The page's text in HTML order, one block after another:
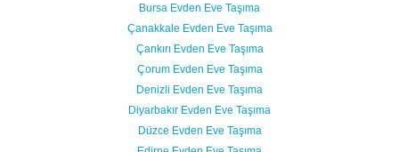
Bursa Evden Eve Taşıma
Çanakkale Evden Eve Taşıma
Çankırı Evden Eve Taşıma
Çorum Evden Eve Taşıma
Denizli Evden Eve Taşıma
Diyarbakır Evden Eve Taşıma
Düzce Evden Eve Taşıma